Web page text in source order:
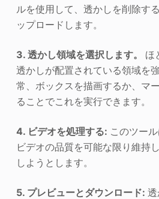
ルを使用して、透かしを削除す
ップロードします。
3. 透かし領域を選択します。 ほ
透かしが配置されている領域を
常、ボックスを描画するか、マ
ることでこれを実行できます。
4. ビデオを処理する: このツー
ビデオの品質を可能な限り維持
しようとします。
5. プレビューとダウンロード: